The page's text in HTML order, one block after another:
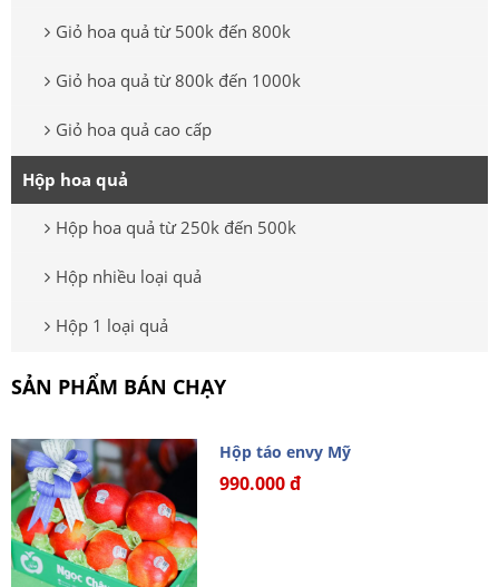
Giỏ hoa quả từ 500k đến 800k
Giỏ hoa quả từ 800k đến 1000k
Giỏ hoa quả cao cấp
Hộp hoa quả
Hộp hoa quả từ 250k đến 500k
Hộp nhiều loại quả
Hộp 1 loại quả
SẢN PHẨM BÁN CHẠY
Hộp táo envy Mỹ
990.000 đ